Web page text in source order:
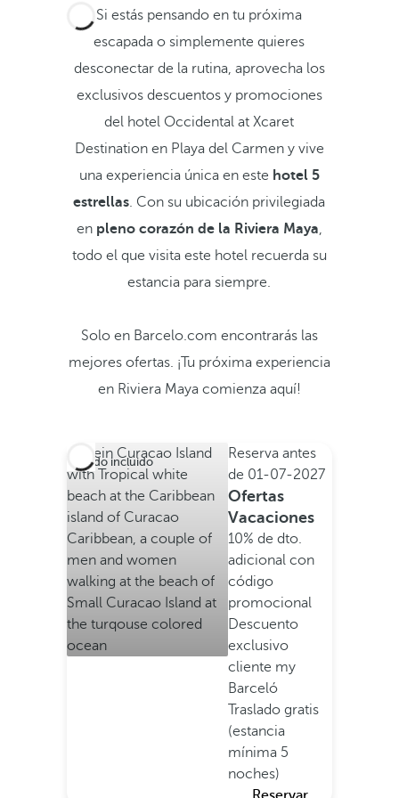
Si estás pensando en tu próxima
escapada o simplemente quieres
desconectar de la rutina, aprovecha los
exclusivos descuentos y promociones
del hotel Occidental at Xcaret
Destination en Playa del Carmen y vive
una experiencia única en este hotel 5
estrellas. Con su ubicación privilegiada
en pleno corazón de la Riviera Maya,
todo el que visita este hotel recuerda su
estancia para siempre.
Solo en Barcelo.com encontrarás las
mejores ofertas. ¡Tu próxima experiencia
en Riviera Maya comienza aquí!
Todo incluido
Reserva antes
de 01-07-2027
Ofertas
Vacaciones
10% de dto.
adicional con
código
promocional
Descuento
exclusivo
cliente my
Barceló
Traslado gratis
(estancia
mínima 5
noches)